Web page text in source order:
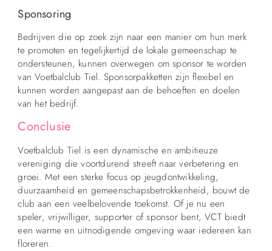
Sponsoring
Bedrijven die op zoek zijn naar een manier om hun merk
te promoten en tegelijkertijd de lokale gemeenschap te
ondersteunen, kunnen overwegen om sponsor te worden
van Voetbalclub Tiel. Sponsorpakketten zijn flexibel en
kunnen worden aangepast aan de behoeften en doelen
van het bedrijf.
Conclusie
Voetbalclub Tiel is een dynamische en ambitieuze
vereniging die voortdurend streeft naar verbetering en
groei. Met een sterke focus op jeugdontwikkeling,
duurzaamheid en gemeenschapsbetrokkenheid, bouwt de
club aan een veelbelovende toekomst. Of je nu een
speler, vrijwilliger, supporter of sponsor bent, VCT biedt
een warme en uitnodigende omgeving waar iedereen kan
floreren.